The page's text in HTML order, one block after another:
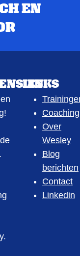
EN
LINKS
Coaching
Over
Wesley
Blog
berichten
Contact
Linkedin